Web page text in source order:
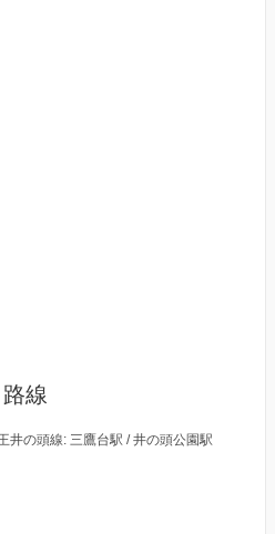
線
井の頭線: 三鷹台駅 / 井の頭公園駅